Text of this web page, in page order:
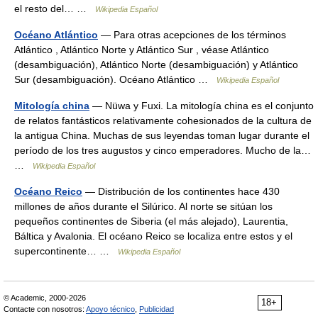
el resto del… …
Wikipedia Español
Océano Atlántico — Para otras acepciones de los términos
Atlántico , Atlántico Norte y Atlántico Sur , véase Atlántico
(desambiguación), Atlántico Norte (desambiguación) y Atlántico
Sur (desambiguación). Océano Atlántico …
Wikipedia Español
Mitología china — Nüwa y Fuxi. La mitología china es el conjunto
de relatos fantásticos relativamente cohesionados de la cultura de
la antigua China. Muchas de sus leyendas toman lugar durante el
período de los tres augustos y cinco emperadores. Mucho de la…
Wikipedia Español
Océano Reico — Distribución de los continentes hace 430
millones de años durante el Silúrico. Al norte se sitúan los
pequeños continentes de Siberia (el más alejado), Laurentia,
Báltica y Avalonia. El océano Reico se localiza entre estos y el
supercontinente… …
Wikipedia Español
18+
© Academic, 2000-2026
Contacte con nosotros: Apoyo técnico Publicidad